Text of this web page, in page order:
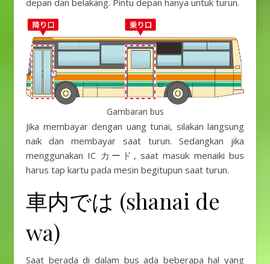
depan dan belakang. Pintu depan hanya untuk turun.
Gambaran bus
Jika membayar dengan uang tunai, silakan langsung
naik dan membayar saat turun. Sedangkan jika
menggunakan IC カード, saat masuk menaiki bus
harus tap kartu pada mesin begitupun saat turun.
車内では (shanai de
wa)
Saat berada di dalam bus ada beberapa hal yang